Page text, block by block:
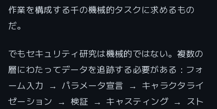
作業を構成する千の機械的タスクに求めるもの
だ。
でもセキュリティ研究は機械的ではない。複数の
層にわたってデータを追跡する必要がある：フォ
ーム入力 → パラメータ宣言 → キャラクタライ
ゼーション → 検証 → キャスティング → スト